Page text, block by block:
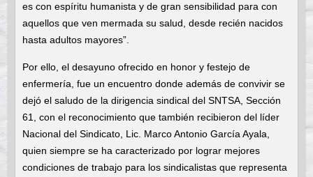
es con espíritu humanista y de gran sensibilidad para con
aquellos que ven mermada su salud, desde recién nacidos
hasta adultos mayores”.
Por ello, el desayuno ofrecido en honor y festejo de
enfermería, fue un encuentro donde además de convivir se
dejó el saludo de la dirigencia sindical del SNTSA, Sección
61, con el reconocimiento que también recibieron del líder
Nacional del Sindicato, Lic. Marco Antonio García Ayala,
quien siempre se ha caracterizado por lograr mejores
condiciones de trabajo para los sindicalistas que representa